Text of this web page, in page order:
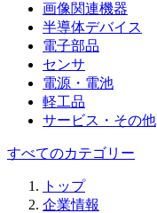
画像関連機器
半導体デバイス
電子部品
センサ
電源・電池
軽工品
サービス・その他
すべてのカテゴリー
トップ
企業情報